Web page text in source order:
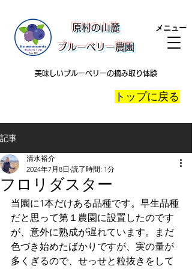
​原村の山麓
ブルーベリー農園
メニュー
美味しいブルーベリーの摘み取り体験
​トップに戻る
記事
フロリダスター
清水裕介
2024年7月8日 読了時間: 1分
当園に1本だけある品種です。早生品種
だと思って第１農園に設置したのです
が、意外に熟成が遅れています。まだ
色づき始めたばかりですが、実の量が
多くぎるので、せっせと粒抜きをして